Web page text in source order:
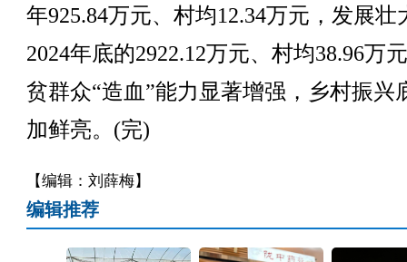
年925.84万元、村均12.34万元，发展壮
2024年底的2922.12万元、村均38.96万
贫群众“造血”能力显著增强，乡村振兴
加鲜亮。(完)
【编辑：刘薛梅】
编辑推荐